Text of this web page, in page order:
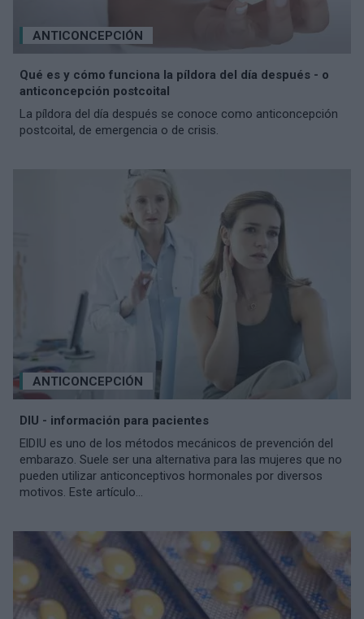
ANTICONCEPCIÓN
Qué es y cómo funciona la píldora del día después - o
anticoncepción postcoital
La píldora del día después se conoce como anticoncepción
postcoital, de emergencia o de crisis.
ANTICONCEPCIÓN
DIU - información para pacientes
ElDIU es uno de los métodos mecánicos de prevención del
embarazo. Suele ser una alternativa para las mujeres que no
pueden utilizar anticonceptivos hormonales por diversos
motivos. Este artículo...